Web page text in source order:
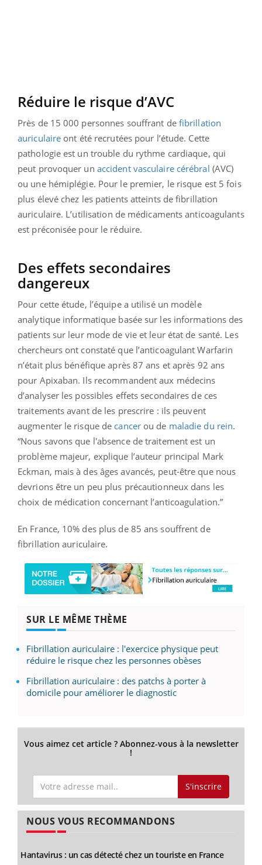
Réduire le risque d’AVC
Près de 15 000 personnes souffrant de fibrillation
auriculaire ont été recrutées pour l’étude. Cette
pathologie est un trouble du rythme cardiaque, qui
peut provoquer un accident vasculaire cérébral (AVC)
ou une hémiplégie. Pour le premier, le risque est 5 fois
plus élevé chez les patients atteints de fibrillation
auriculaire. L’utilisation de médicaments anticoagulants
est préconisée pour le réduire.
Des effets secondaires
dangereux
Pour cette étude, l’équipe a utilisé un modèle
analytique informatique basée sur les informations des
patients sur leur mode de vie et leur état de santé. Les
chercheurs ont constaté que l’anticoagulant Warfarin
n’était plus bénéfique après 87 ans et après 92 ans
pour Apixaban. Ils recommandent aux médecins
d’analyser les possibles effets secondaires de ces
traitements avant de les prescrire : ils peuvent
augmenter le risque de cancerou de maladie du rein.
“Nous savons que l'absence de traitement est un
problème majeur, explique l’auteur principal Mark
Eckman, mais à des âges avancés, peut-être que nous
devrions être un peu plus précautionneux dans les
choix de médication concernant l’anticoagulation.”
En France, 10% des plus de 85 ans souffrent de
fibrillation auriculaire.
SUR LE MÊME THÈME
Fibrillation auriculaire : l'exercice physique peut
réduire le risque chez les personnes obèses
Fibrillation auriculaire : des patchs à porter à
domicile pour améliorer le diagnostic
Vous aimez cet article ? Abonnez-vous à la newsletter
!
S'inscrire
NOUS VOUS RECOMMANDONS
Hantavirus : un cas détecté chez un touriste en France